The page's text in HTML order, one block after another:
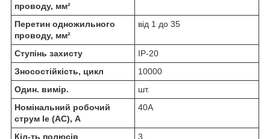
проводу, мм²
Перетин одножильного
проводу, мм²
від 1 до 35
Ступінь захисту
IP-20
Зносостійкість, цикл
10000
Один. вимір.
шт.
Номінальний робочий
струм Ie (AC), А
40А
Кіл-ть полюсів 3